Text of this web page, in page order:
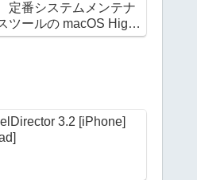
定番システムメンテナ
ツールの macOS High
対応版
3.2 [iPhone]